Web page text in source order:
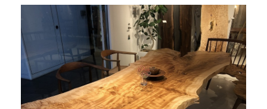
MOKUBA について
商品情報